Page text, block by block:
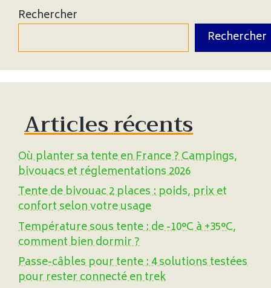
Rechercher
Rechercher
Articles récents
Où planter sa tente en France ? Campings,
bivouacs et réglementations 2026
Tente de bivouac 2 places : poids, prix et
confort selon votre usage
Température sous tente : de -10°C à +35°C,
comment bien dormir ?
Passe-câbles pour tente : 4 solutions testées
pour rester connecté en trek